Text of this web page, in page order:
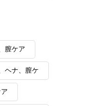
膣ケア
ヘナ、膣ケ
る